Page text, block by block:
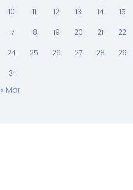
10 11 12 13 14 15
17 18 19 20 21 22
24 25 26 27 28 29
31
« Mar